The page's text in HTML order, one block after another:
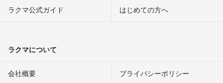
ラクマ公式ガイド はじめての方へ
ラクマについて
会社概要 プライバシーポリシー